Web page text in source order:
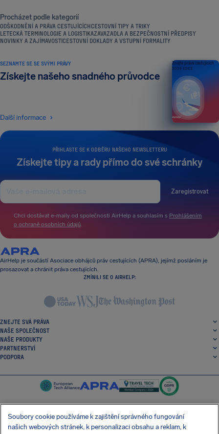
Procházet podle kategorií
ODŠKODNĚNÍ A PRÁVA CESTUJÍCÍCHCESTOVNÍ TIPY A TRIKY
LETECKÁ TERMINOLOGIE A LOGISTIKAZAVAZADLA A BEZPEČNOSTNÍ PŘEDPISY
NOVINKY A ZAJÍMAVOSTICESTOVNÍ DOKLADY A VSTUPNÍ FORMALITY
PŘIHLASTE SE K ODBĚRU NAŠEHO NEWSLETTERU
Získejte tipy a rady přímo do své schránky
Zaregistrovat
Chci dostávat e-maily od společnosti AirHelp a souhlasím s Prohlášením
o ochraně osobních údajů.
SEZNAMTE SE SE SVÝMI PRÁVY
Získejte našeho snadného průvodce
Další informace
Znejte práva cestujících
2026 EDICE
AirHelp je součástí Asociace obhájců práv cestujících (APRA), jejímž posláním je
prosazovat a chránit práva cestujících.
ZMÍNILI SE O AIRHELP:
ZNEJTE SVÁ PRÁVA
NAŠE SPOLEČNOST
NAŠE PRODUKTY
PARTNERSTVÍ
PODPORA
SocialFacebook
SocialTwitter
SocialInstagram
SocialLinkedin
Soubory cookie používáme k zajištění správného fungování
našich webových stránek, k personalizaci obsahu a reklam, k